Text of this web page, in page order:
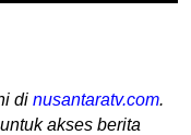
di nusantaratv.com.
untuk akses berita